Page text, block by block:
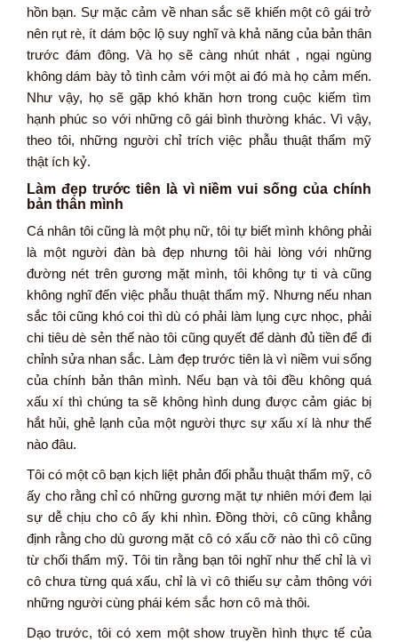
hồn bạn. Sự mặc cảm về nhan sắc sẽ khiến một cô gái trở
nên rụt rè, ít dám bộc lộ suy nghĩ và khả năng của bản thân
trước đám đông. Và họ sẽ càng nhút nhát , ngại ngùng
không dám bày tỏ tình cảm với một ai đó mà họ cảm mến.
Như vậy, họ sẽ gặp khó khăn hơn trong cuộc kiếm tìm
hạnh phúc so với những cô gái bình thường khác. Vì vậy,
theo tôi, những người chỉ trích việc phẫu thuật thẩm mỹ
thật ích kỷ.
Làm đẹp trước tiên là vì niềm vui sống của chính
bản thân mình
Cá nhân tôi cũng là một phụ nữ, tôi tự biết mình không phải
là một người đàn bà đẹp nhưng tôi hài lòng với những
đường nét trên gương mặt mình, tôi không tự ti và cũng
không nghĩ đến việc phẫu thuật thẩm mỹ. Nhưng nếu nhan
sắc tôi cũng khó coi thì dù có phải làm lụng cực nhọc, phải
chi tiêu dè sẻn thế nào tôi cũng quyết để dành đủ tiền để đi
chỉnh sửa nhan sắc. Làm đẹp trước tiên là vì niềm vui sống
của chính bản thân mình. Nếu bạn và tôi đều không quá
xấu xí thì chúng ta sẽ không hình dung được cảm giác bị
hắt hủi, ghẻ lạnh của một người thực sự xấu xí là như thế
nào đâu.
Tôi có một cô bạn kịch liệt phản đối phẫu thuật thẩm mỹ, cô
ấy cho rằng chỉ có những gương mặt tự nhiên mới đem lại
sự dễ chịu cho cô ấy khi nhìn. Đồng thời, cô cũng khẳng
định rằng cho dù gương mặt cô có xấu cỡ nào thì cô cũng
từ chối thẩm mỹ. Tôi tin rằng bạn tôi nghĩ như thế chỉ là vì
cô chưa từng quá xấu, chỉ là vì cô thiếu sự cảm thông với
những người cùng phái kém sắc hơn cô mà thôi.
Dạo trước, tôi có xem một show truyền hình thực tế của